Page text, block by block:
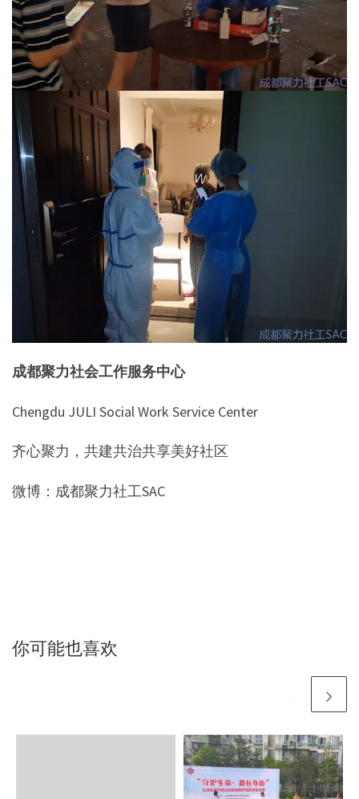
成都聚力社会工作服务中心
Chengdu JULI Social Work Service Center
齐心聚力，共建共治共享美好社区
微博：成都聚力社工SAC
你可能也喜欢